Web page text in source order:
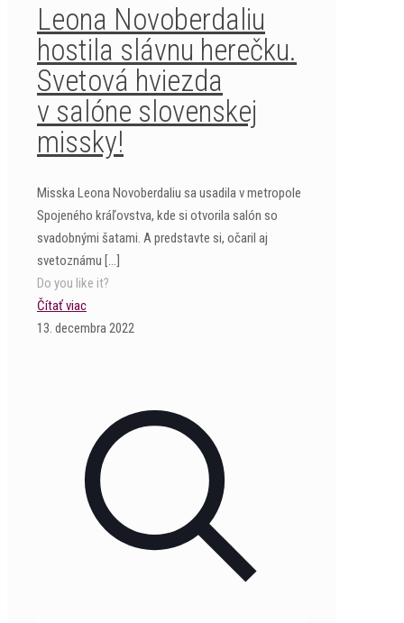
Leona Novoberdaliu
hostila slávnu herečku.
Svetová hviezda
v salóne slovenskej
missky!
Misska Leona Novoberdaliu sa usadila v metropole
Spojeného kráľovstva, kde si otvorila salón so
svadobnými šatami. A predstavte si, očaril aj
svetoznámu […]
Do you like it?
Čítať viac
13. decembra 2022